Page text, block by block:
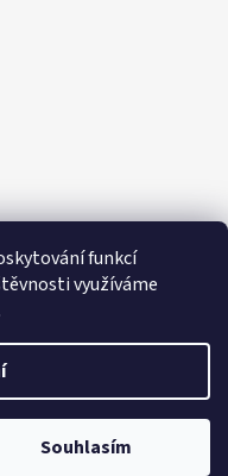
funkcí
využíváme
Souhlasím
práva vyhrazena.